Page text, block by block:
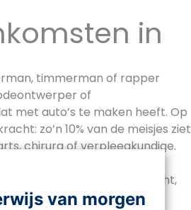
in
timmerman of rapper
of
met auto’s te maken heeft. Op
zo’n 10% van de meisjes ziet
chirurg of verpleegkundige.
Zowel jongens als
arts, advocaat, leerkracht,
van morgen